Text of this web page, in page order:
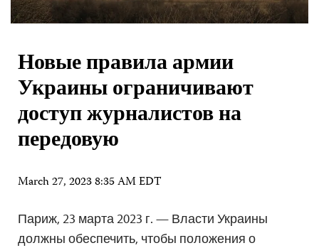
Новые правила армии
Украины ограничивают
доступ журналистов на
передовую
March 27, 2023 8:35 AM EDT
Париж, 23 марта 2023 г. — Власти Украины
должны обеспечить, чтобы положения о